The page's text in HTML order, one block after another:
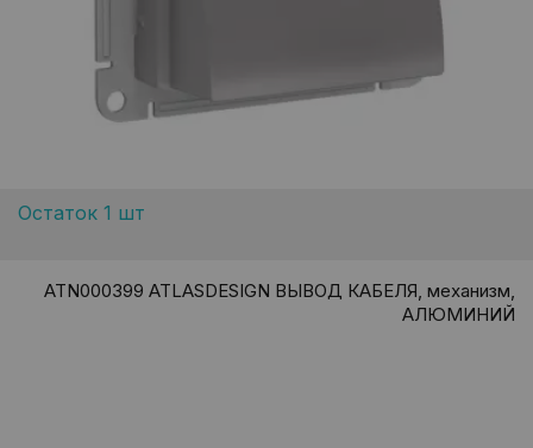
Остаток 1 шт
ATN000399 ATLASDESIGN ВЫВОД КАБЕЛЯ, механизм,
АЛЮМИНИЙ